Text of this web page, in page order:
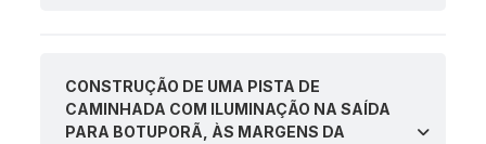
CONSTRUÇÃO DE UMA PISTA DE
CAMINHADA COM ILUMINAÇÃO NA SAÍDA
PARA BOTUPORÃ, ÀS MARGENS DA